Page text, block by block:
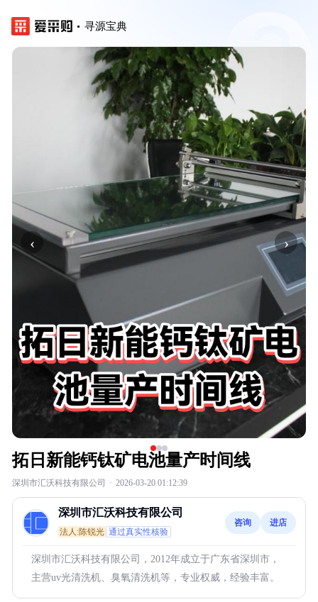
寻源宝典
‹ ›
拓日新能钙钛矿电池量产时间线
深圳市汇沃科技有限公司 · 2026-03-20 01:12:39
深圳市汇沃科技有限公司
法人:陈锐光 通过真实性核验
咨询 进店
深圳市汇沃科技有限公司，2012年成立于广东省深圳市，
主营uv光清洗机、臭氧清洗机等，专业权威，经验丰富。